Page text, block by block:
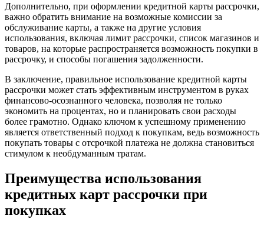
Дополнительно, при оформлении кредитной карты рассрочки,
важно обратить внимание на возможные комиссии за
обслуживание карты, а также на другие условия
использования, включая лимит рассрочки, список магазинов и
товаров, на которые распространяется возможность покупки в
рассрочку, и способы погашения задолженности.
В заключение, правильное использование кредитной карты
рассрочки может стать эффективным инструментом в руках
финансово-осознанного человека, позволяя не только
экономить на процентах, но и планировать свои расходы
более грамотно. Однако ключом к успешному применению
является ответственный подход к покупкам, ведь возможность
покупать товары с отсрочкой платежа не должна становиться
стимулом к необдуманным тратам.
Преимущества использования
кредитных карт рассрочки при
покупках